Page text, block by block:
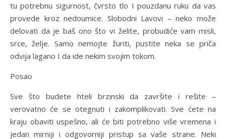
tu potrebnu sigurnost, čvrsto tlo I pouzdanu ruku da vas
provede kroz nedoumice. Slobodni Lavovi – neko može
delovati da je baš ono što vi želite, probudiće vam misli,
srce, želje. Samo nemojte žuriti, pustite neka se priča
odvija lagano I da ide nekim svojim tokom.
Posao
Sve što budete hteli brzinski da završite i rešite –
verovatno će se otegnuti i zakomplikovati. Sve ćete na
kraju obaviti uspešno, ali će biti potrebno više vremena i
jedan mirniji i odgovorniji pristup sa vaše strane. Neki